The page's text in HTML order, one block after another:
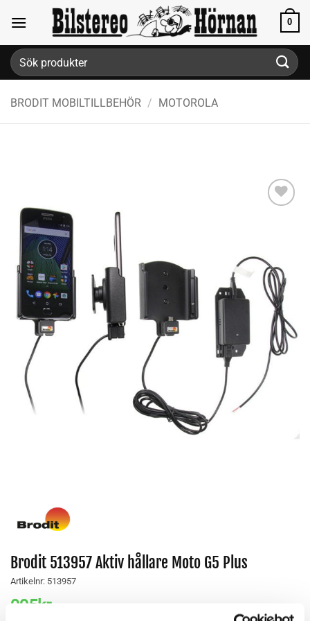
content
0
Sök
efter:
BRODIT MOBILTILLBEHÖR / MOTOROLA
Brodit 513957 Aktiv hållare Moto G5 Plus
Artikelnr: 513957
995kr